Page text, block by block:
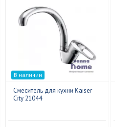
В наличии
Смеситель для кухни Kaiser
City 21044